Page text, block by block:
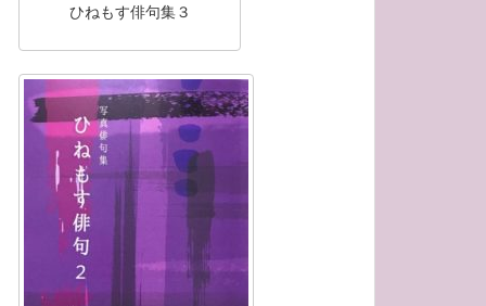
ひねもす俳句集３